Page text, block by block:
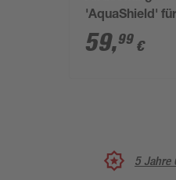
'AquaShield' für
Sitzgruppe 160
240 cm
59,99 €
5 Jahre